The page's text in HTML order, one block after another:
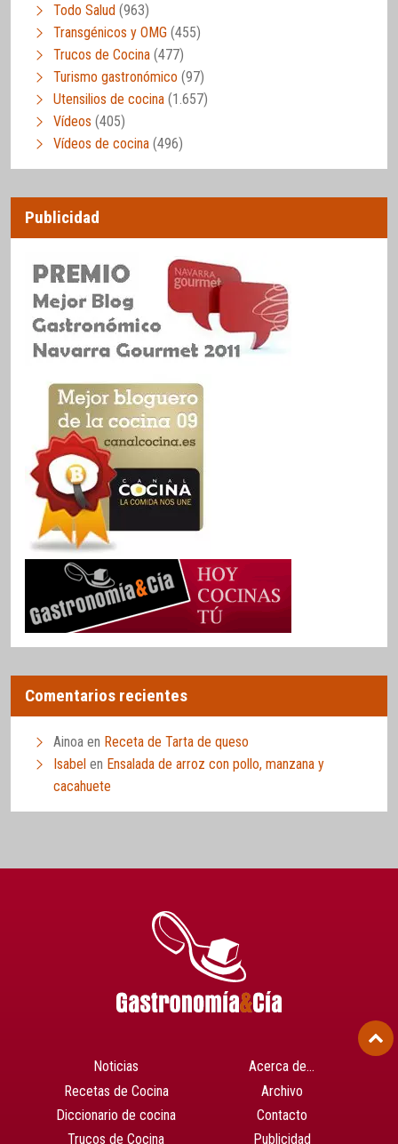
Todo Salud (963)
Transgénicos y OMG (455)
Trucos de Cocina (477)
Turismo gastronómico (97)
Utensilios de cocina (1.657)
Vídeos (405)
Vídeos de cocina (496)
Publicidad
Comentarios recientes
Ainoa en Receta de Tarta de queso
Isabel en Ensalada de arroz con pollo, manzana y
cacahuete
Noticias
Recetas de Cocina
Diccionario de cocina
Trucos de Cocina
Acerca de…
Archivo
Contacto
Publicidad